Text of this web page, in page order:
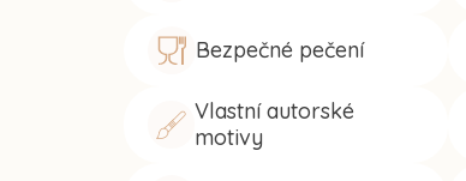
Bezpečné pečení
Vlastní autorské
motivy